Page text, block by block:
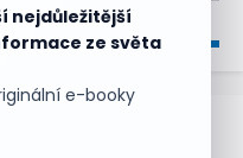
nejdůležitější
ze světa
e-booky